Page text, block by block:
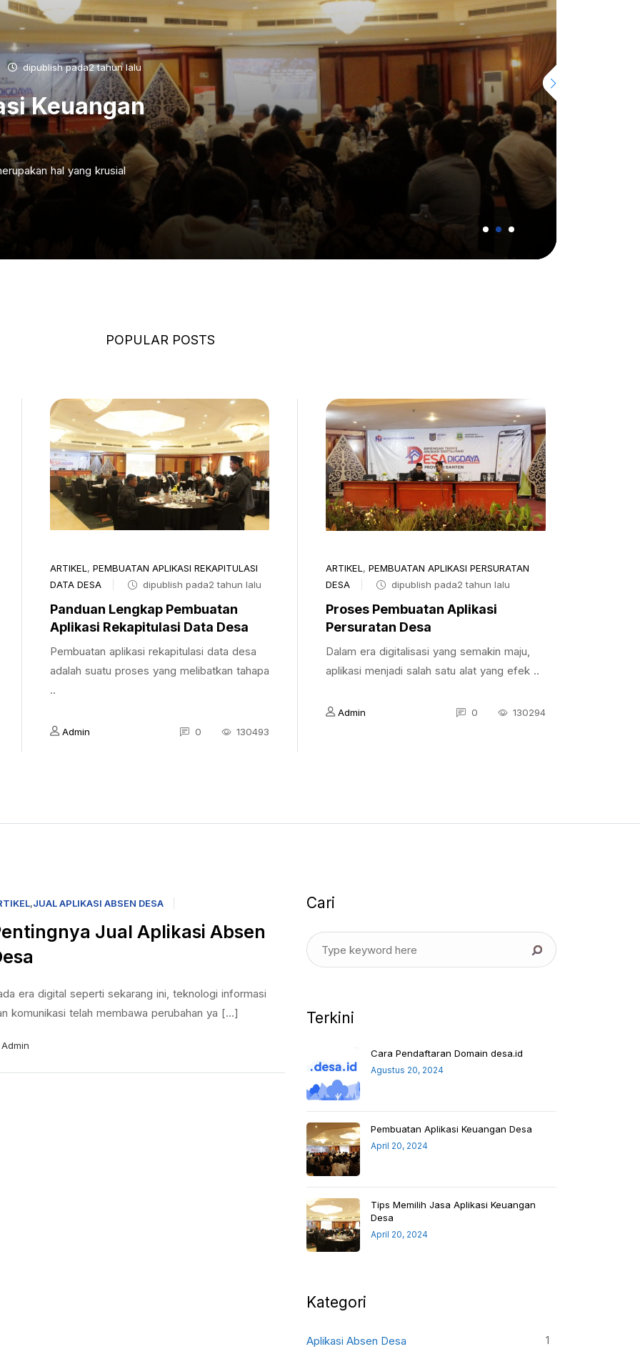
dipublish pada2 tahun lalu
Keuangan
hal yang krusial
POPULAR POSTS
ARTIKEL , PEMBUATAN APLIKASI REKAPITULASI
DATA DESA
dipublish pada2 tahun lalu
Panduan Lengkap Pembuatan
Aplikasi Rekapitulasi Data Desa
Pembuatan aplikasi rekapitulasi data desa
adalah suatu proses yang melibatkan tahapa
..
Admin 0 130493
ARTIKEL , PEMBUATAN APLIKASI PERSURATAN
DESA
dipublish pada2 tahun lalu
Proses Pembuatan Aplikasi
Persuratan Desa
Dalam era digitalisasi yang semakin maju,
aplikasi menjadi salah satu alat yang efek ..
Admin 0 130294
,JUAL APLIKASI ABSEN DESA
Jual Aplikasi Absen
era digital seperti sekarang ini, teknologi informasi
komunikasi telah membawa perubahan ya [...]
Admin
Cari
Terkini
Cara Pendaftaran Domain desa.id
Agustus 20, 2024
Pembuatan Aplikasi Keuangan Desa
April 20, 2024
Tips Memilih Jasa Aplikasi Keuangan
Desa
April 20, 2024
Kategori
Aplikasi Absen Desa 1